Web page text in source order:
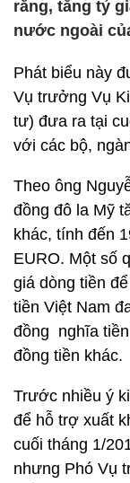
rằng, tăng tỷ
nước ngoài
Phát biểu này
Vụ trưởng Vụ
tư) đưa ra tại
với các bộ,
Theo ông
đồng đô la Mỹ
khác, tính đến
EURO. Một số
giá dòng tiền
tiền Việt Nam
đồng nghĩa
đồng tiền khác.
Trước nhiều ý
để hỗ trợ xuất
cuối tháng 1/
nhưng Phó Vụ